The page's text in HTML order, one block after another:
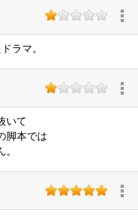
ラマ。
いて
脚本では